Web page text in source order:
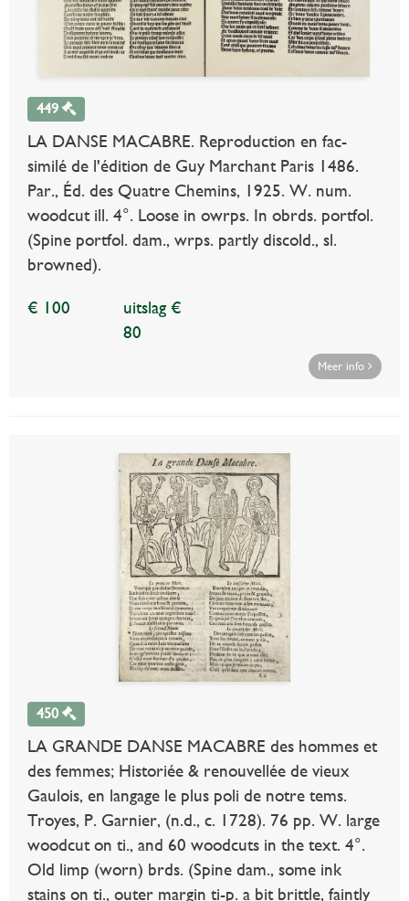
449
LA DANSE MACABRE. Reproduction en fac-
similé de l'édition de Guy Marchant Paris 1486.
Par., Éd. des Quatre Chemins, 1925. W. num.
woodcut ill. 4°. Loose in owrps. In obrds. portfol.
(Spine portfol. dam., wrps. partly discold., sl.
browned).
€ 100
uitslag €
80
Meer info
450
LA GRANDE DANSE MACABRE des hommes et
des femmes; Historiée & renouvellée de vieux
Gaulois, en langage le plus poli de notre tems.
Troyes, P. Garnier, (n.d., c. 1728). 76 pp. W. large
woodcut on ti., and 60 woodcuts in the text. 4°.
Old limp (worn) brds. (Spine dam., some ink
stains on ti., outer margin ti-p. a bit brittle, faintly